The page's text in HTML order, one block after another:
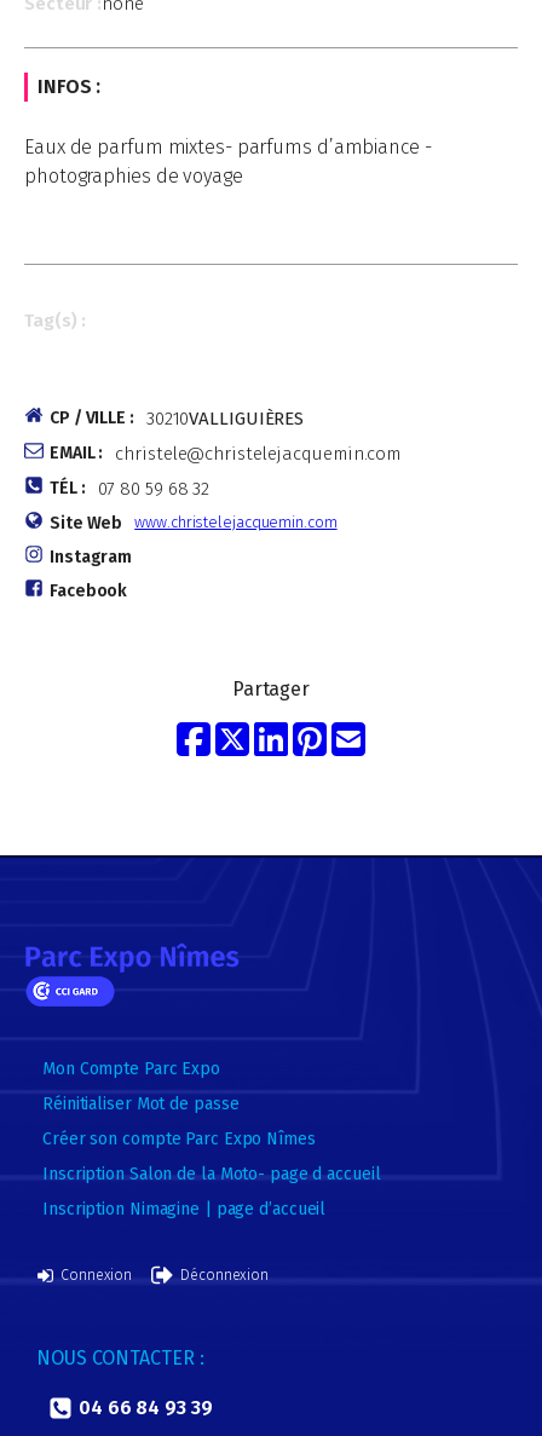
INFOS :
Eaux de parfum mixtes- parfums d’ambiance -
photographies de voyage
Tag(s) :
CP / VILLE : 30210VALLIGUIÈRES
EMAIL : christele@christelejacquemin.com
TÉL : 07 80 59 68 32
Site Web www.christelejacquemin.com
Instagram
Facebook
Partager
Mon Compte Parc Expo
Réinitialiser Mot de passe
Créer son compte Parc Expo Nîmes
Inscription Salon de la Moto- page d accueil
Inscription Nimagine | page d’accueil
Connexion Déconnexion
NOUS CONTACTER :
04 66 84 93 39